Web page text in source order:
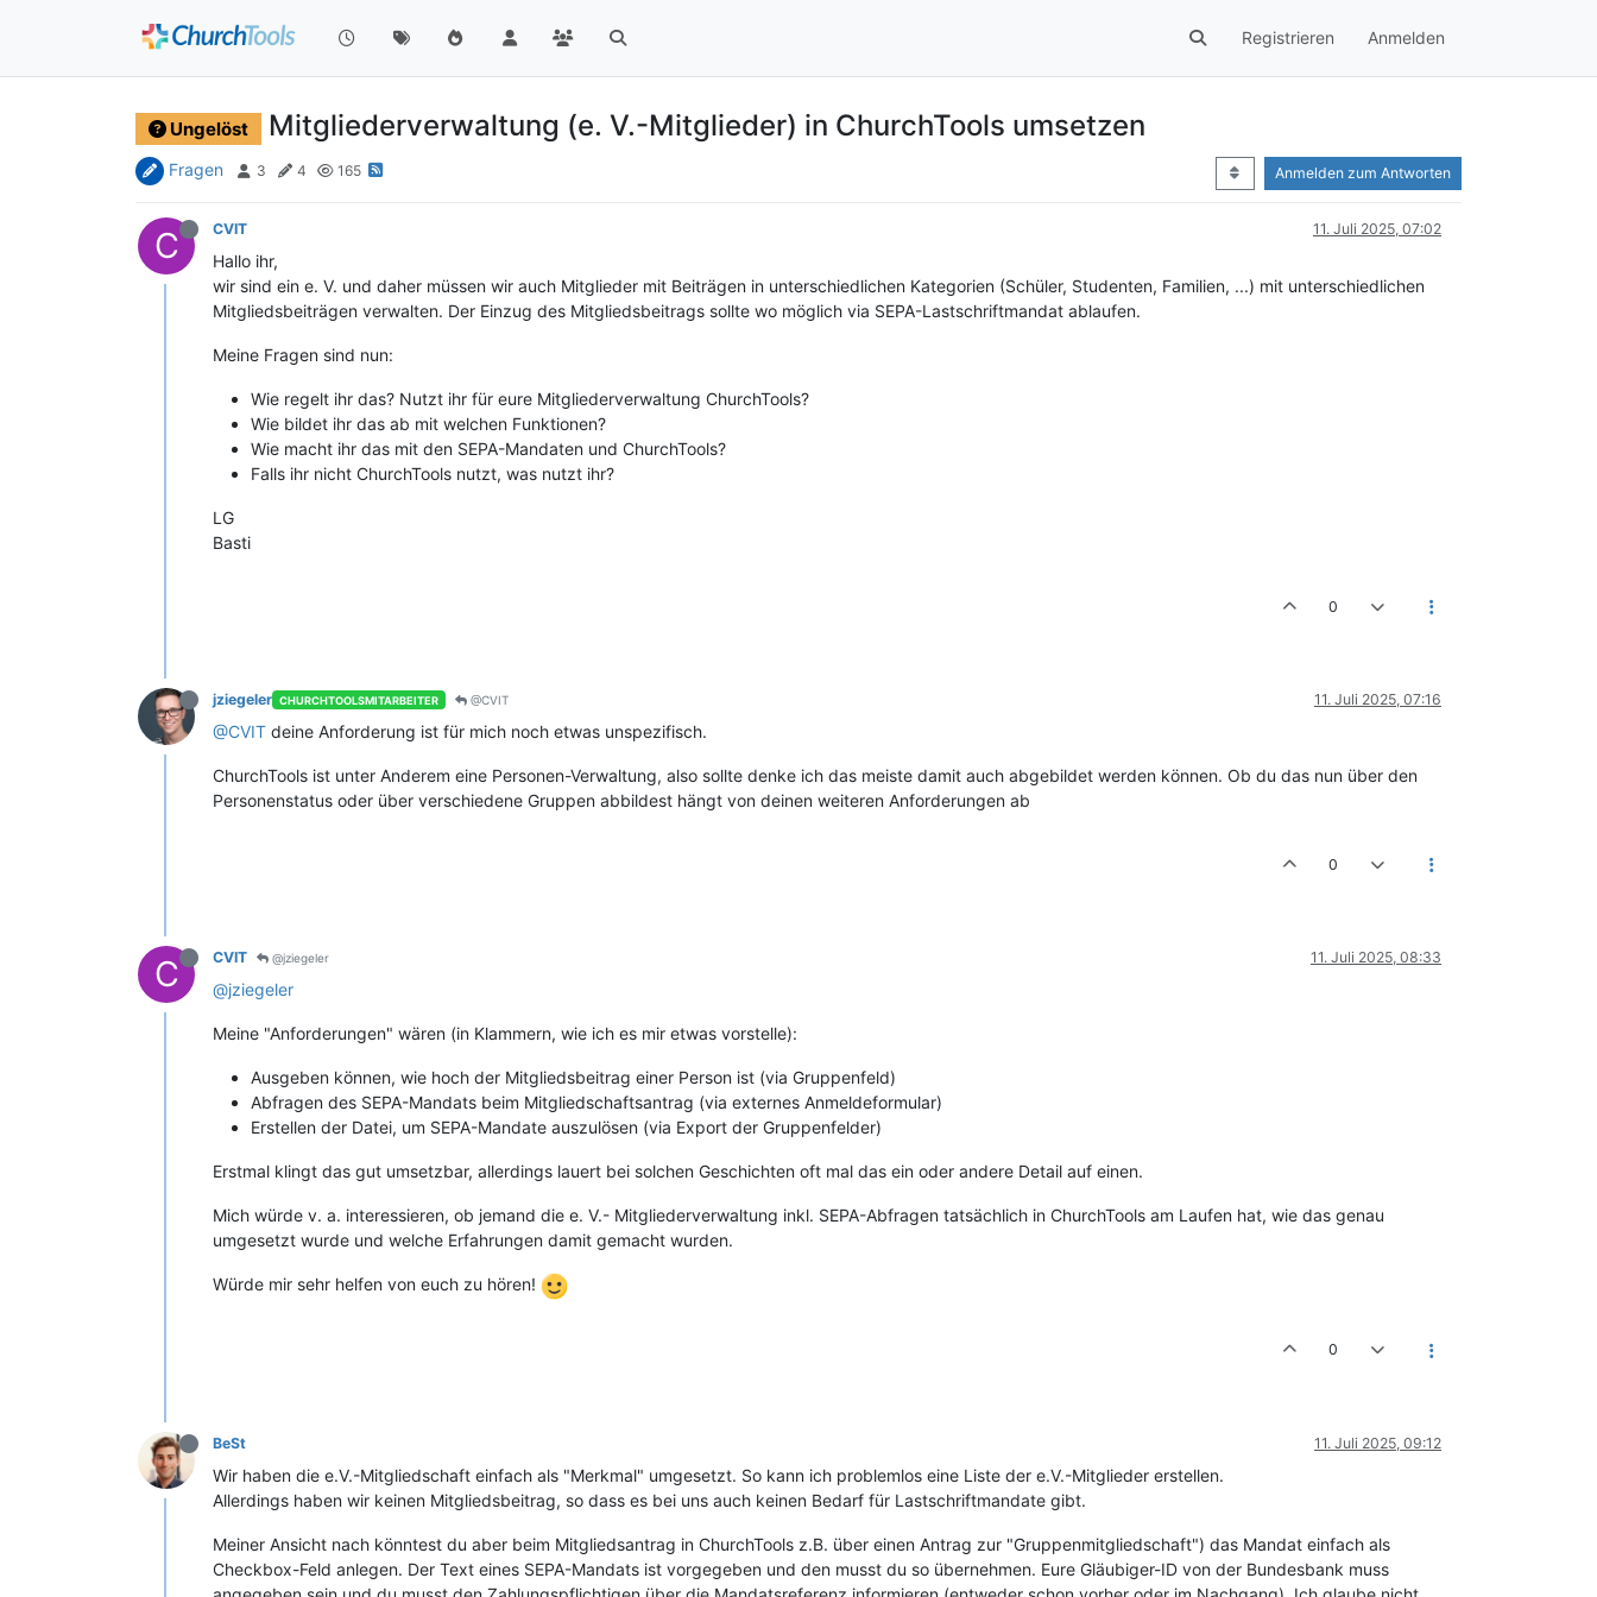
Registrieren Anmelden
Ungelöst Mitgliederverwaltung (e. V.-Mitglieder) in ChurchTools umsetzen
Fragen 3 4 165 Anmelden zum Antworten
C CVIT 11. Juli 2025, 07:02
Hallo ihr,
wir sind ein e. V. und daher müssen wir auch Mitglieder mit Beiträgen in unterschiedlichen Kategorien (Schüler, Studenten, Familien, ...) mit unterschiedlichen
Mitgliedsbeiträgen verwalten. Der Einzug des Mitgliedsbeitrags sollte wo möglich via SEPA-Lastschriftmandat ablaufen.
Meine Fragen sind nun:
Wie regelt ihr das? Nutzt ihr für eure Mitgliederverwaltung ChurchTools?
Wie bildet ihr das ab mit welchen Funktionen?
Wie macht ihr das mit den SEPA-Mandaten und ChurchTools?
Falls ihr nicht ChurchTools nutzt, was nutzt ihr?
LG
Basti
0
jziegeler CHURCHTOOLSMITARBEITER @CVIT 11. Juli 2025, 07:16
@CVIT deine Anforderung ist für mich noch etwas unspezifisch.
ChurchTools ist unter Anderem eine Personen-Verwaltung, also sollte denke ich das meiste damit auch abgebildet werden können. Ob du das nun über den
Personenstatus oder über verschiedene Gruppen abbildest hängt von deinen weiteren Anforderungen ab
0
C CVIT @jziegeler 11. Juli 2025, 08:33
@jziegeler
Meine "Anforderungen" wären (in Klammern, wie ich es mir etwas vorstelle):
Ausgeben können, wie hoch der Mitgliedsbeitrag einer Person ist (via Gruppenfeld)
Abfragen des SEPA-Mandats beim Mitgliedschaftsantrag (via externes Anmeldeformular)
Erstellen der Datei, um SEPA-Mandate auszulösen (via Export der Gruppenfelder)
Erstmal klingt das gut umsetzbar, allerdings lauert bei solchen Geschichten oft mal das ein oder andere Detail auf einen.
Mich würde v. a. interessieren, ob jemand die e. V.- Mitgliederverwaltung inkl. SEPA-Abfragen tatsächlich in ChurchTools am Laufen hat, wie das genau
umgesetzt wurde und welche Erfahrungen damit gemacht wurden.
Würde mir sehr helfen von euch zu hören!
0
BeSt 11. Juli 2025, 09:12
Wir haben die e.V.-Mitgliedschaft einfach als "Merkmal" umgesetzt. So kann ich problemlos eine Liste der e.V.-Mitglieder erstellen.
Allerdings haben wir keinen Mitgliedsbeitrag, so dass es bei uns auch keinen Bedarf für Lastschriftmandate gibt.
Meiner Ansicht nach könntest du aber beim Mitgliedsantrag in ChurchTools z.B. über einen Antrag zur "Gruppenmitgliedschaft") das Mandat einfach als
Checkbox-Feld anlegen. Der Text eines SEPA-Mandats ist vorgegeben und den musst du so übernehmen. Eure Gläubiger-ID von der Bundesbank muss